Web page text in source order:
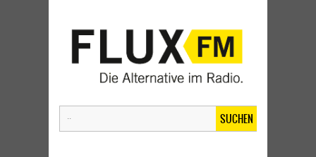
SUCHEN